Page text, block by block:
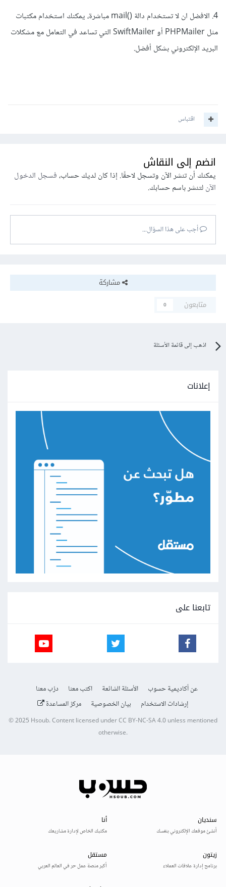
4. الافضل ان لا تستخدام دالة ()mail مباشرة، يمكنك استخدام مكتبات
مثل PHPMailer أو SwiftMailer التي تساعد في التعامل مع مشكلات
البريد الإلكتروني بشكل أفضل.
اقتباس
انضم إلى النقاش
يمكنك أن تنشر الآن وتسجل لاحقًا. إذا كان لديك حساب،فسجل الدخول
الآنلتنشر باسم حسابك.
أجب على هذا السؤال...
مشاركة
متابعون
0
اذهب إلى قائمة الأسئلة
إعلانات
تابعنا على
عن أكاديمية حسوب الأسئلة الشائعة اكتب معنا
درّب معنا
إرشادات الاستخدام
بيان الخصوصية مركز المساعدة
© 2025Hsoub.Content licensed underCC BY-NC-SA 4.0unless mentioned
otherwise.